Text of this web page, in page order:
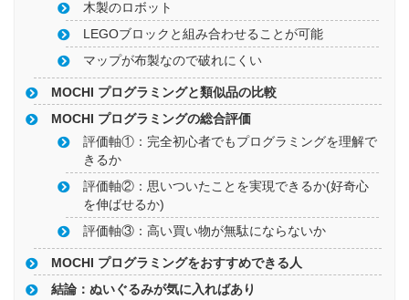
木製のロボット
LEGOブロックと組み合わせることが可能
マップが布製なので破れにくい
MOCHI プログラミングと類似品の比較
MOCHI プログラミングの総合評価
評価軸①：完全初心者でもプログラミングを理解で
きるか
評価軸②：思いついたことを実現できるか(好奇心
を伸ばせるか)
評価軸③：高い買い物が無駄にならないか
MOCHI プログラミングをおすすめできる人
結論：ぬいぐるみが気に入ればあり